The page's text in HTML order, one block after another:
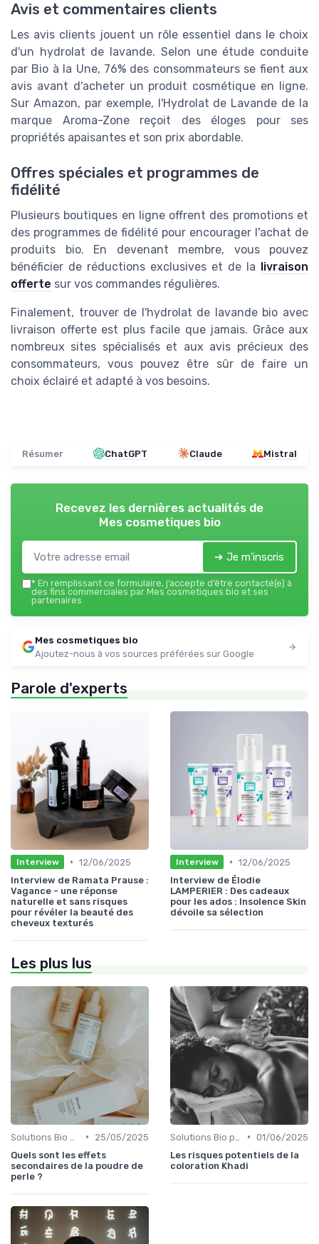
Avis et commentaires clients
Les avis clients jouent un rôle essentiel dans le choix
d'un hydrolat de lavande. Selon une étude conduite
par Bio à la Une, 76% des consommateurs se fient aux
avis avant d'acheter un produit cosmétique en ligne.
Sur Amazon, par exemple, l'Hydrolat de Lavande de la
marque Aroma-Zone reçoit des éloges pour ses
propriétés apaisantes et son prix abordable.
Offres spéciales et programmes de
fidélité
Plusieurs boutiques en ligne offrent des promotions et
des programmes de fidélité pour encourager l'achat de
produits bio. En devenant membre, vous pouvez
bénéficier de réductions exclusives et de la livraison
offerte sur vos commandes régulières.
Finalement, trouver de l'hydrolat de lavande bio avec
livraison offerte est plus facile que jamais. Grâce aux
nombreux sites spécialisés et aux avis précieux des
consommateurs, vous pouvez être sûr de faire un
choix éclairé et adapté à vos besoins.
Résumer ChatGPT Claude Mistral
Recevez les dernières actualités de
Mes cosmetiques bio
➔ Je m'inscris
* En remplissant ce formulaire, j’accepte d’être contacté(e) à
des fins commerciales par Mes cosmetiques bio et ses
partenaires.
Mes cosmetiques bio
Ajoutez-nous à vos sources préférées sur Google
Parole d'experts
Interview • 12/06/2025
Interview de Ramata Prause :
Vagance - une réponse
naturelle et sans risques
pour révéler la beauté des
cheveux texturés
Interview • 12/06/2025
Interview de Élodie
LAMPERIER : Des cadeaux
pour les ados : Insolence Skin
dévoile sa sélection
Les plus lus
•
25/05/2025
Quels sont les effets
secondaires de la poudre de
perle ?
• 01/06/2025
Les risques potentiels de la
coloration Khadi